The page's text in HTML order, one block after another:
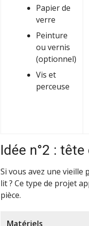
Papier de
verre
Peinture
ou vernis
(optionnel)
Vis et
perceuse
Idée n°2 :
Si vous avez une vieille
lit ? Ce type de projet
pièce.
Matériels